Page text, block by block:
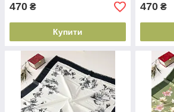
470 ₴
Купити
470 ₴